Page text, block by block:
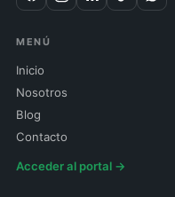
MENÚ
Inicio
Nosotros
Blog
Contacto
Acceder al portal →